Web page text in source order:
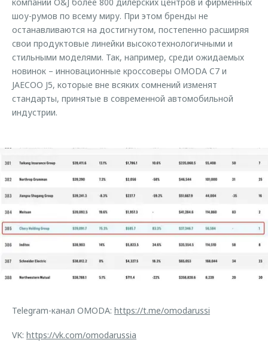
шоу-румов по всему миру. При этом бренды не
останавливаются на достигнутом, постепенно расширяя
свои продуктовые линейки высокотехнологичными и
стильными моделями. Так, например, среди ожидаемых
новинок – инновационные кроссоверы OMODA C7 и
JAECOO J5, которые вне всяких сомнений изменят
стандарты, принятые в современной автомобильной
индустрии.
Telegram-канал OMODA: https://t.me/omodarussi
VK: https://vk.com/omodarussia